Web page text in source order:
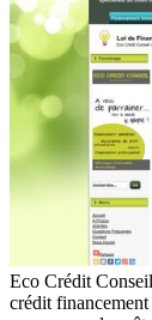
Eco Crédit
crédit